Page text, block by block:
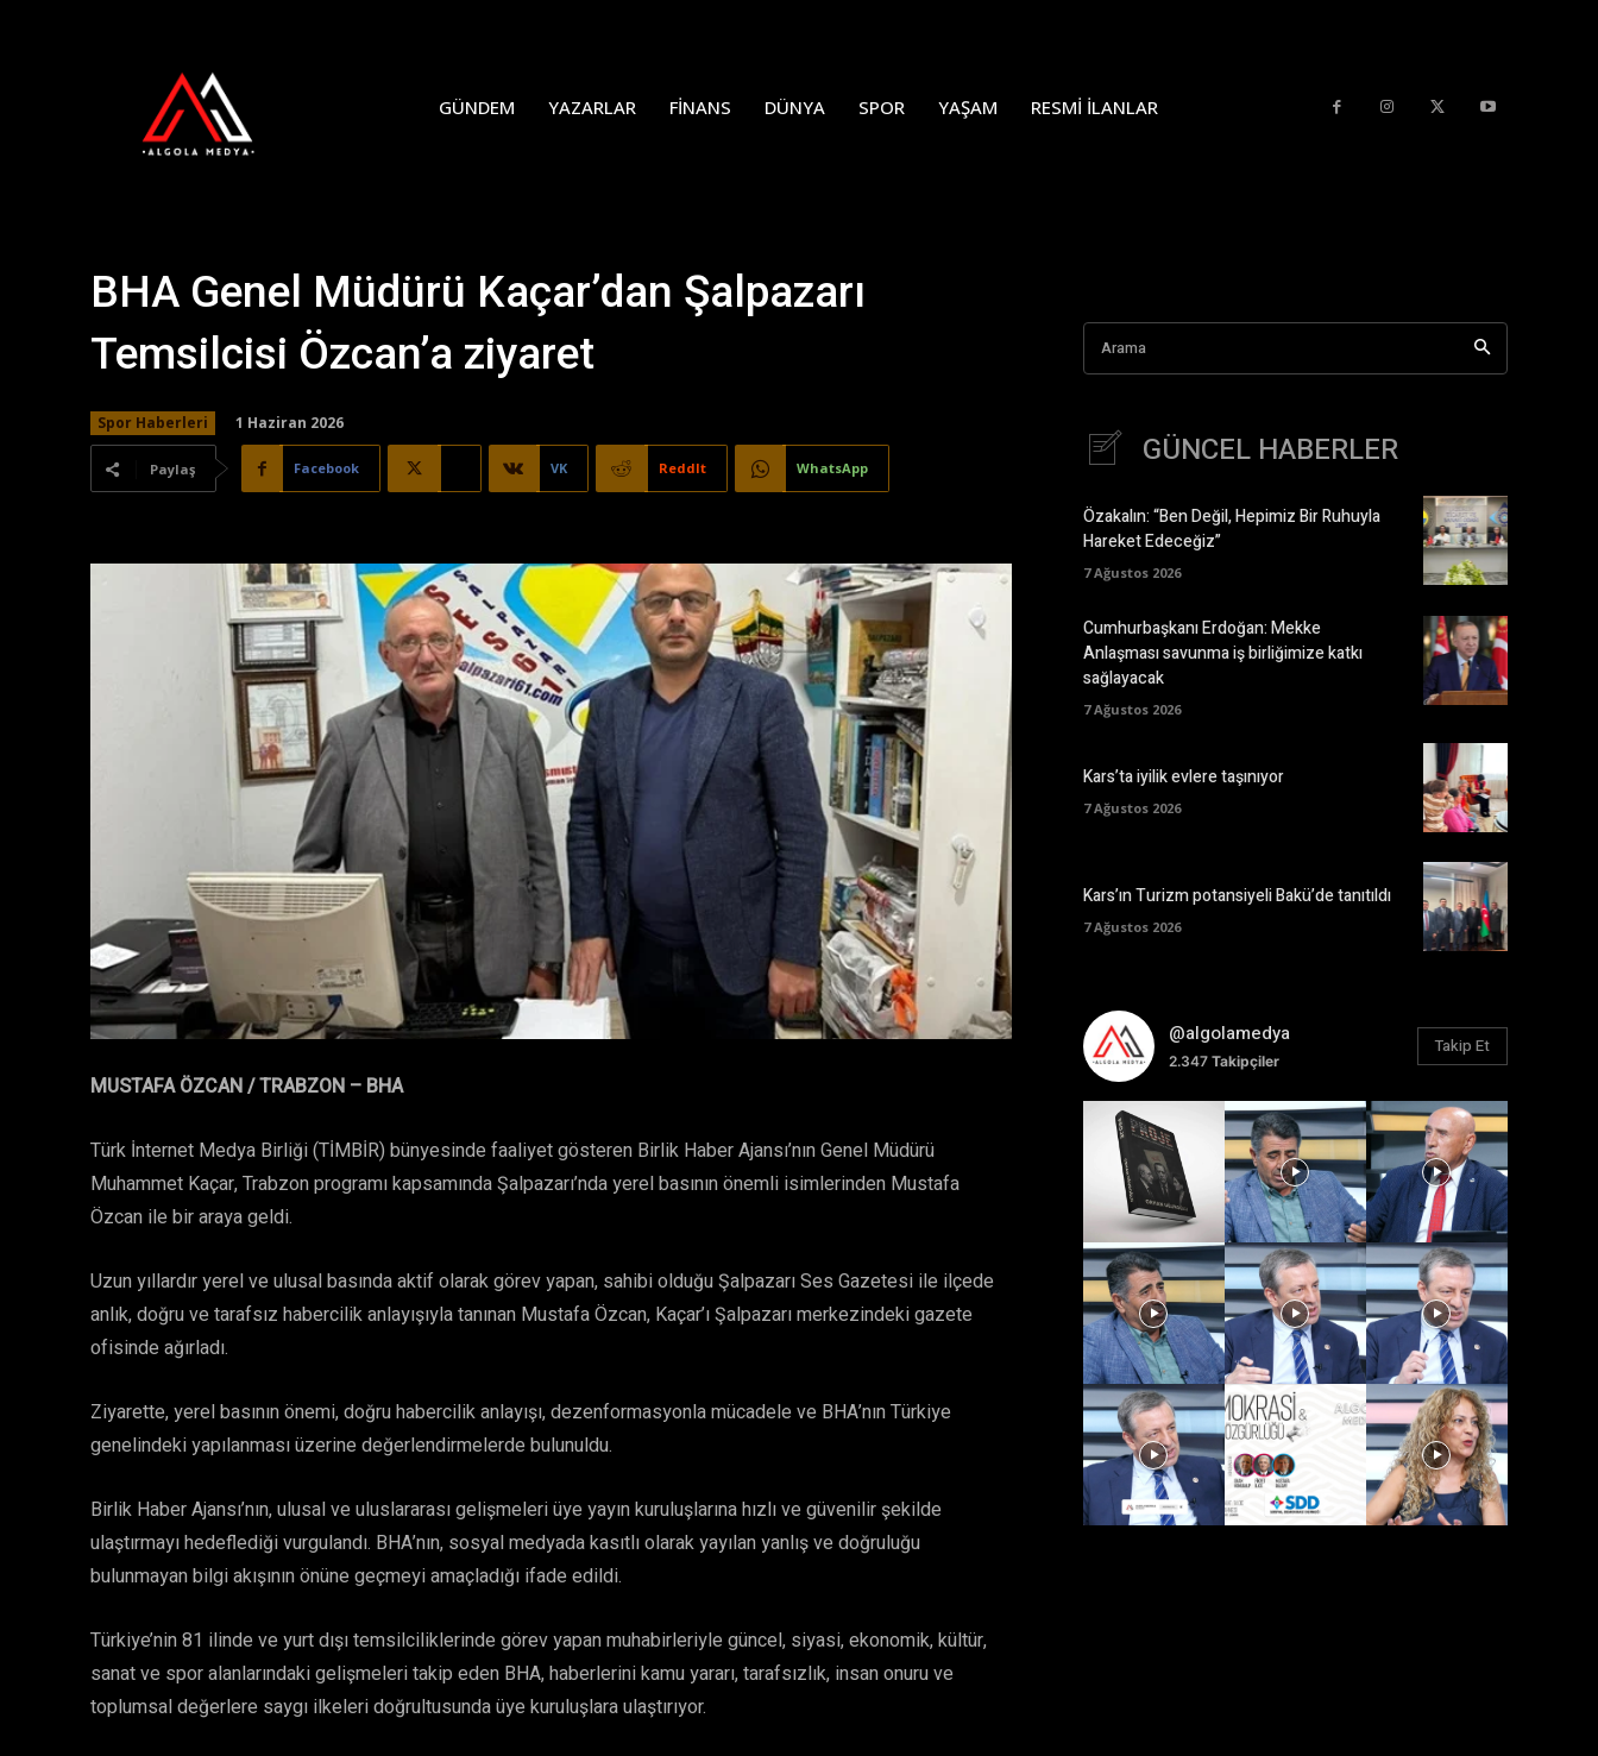
GÜNDEM YAZARLAR FINANS DÜNYA SPOR YAŞAM RESMI İLANLAR
BHA Genel Müdürü Kaçar’dan Şalpazarı
Temsilcisi Özcan’a ziyaret
Spor Haberleri 1 Haziran 2026
Paylaş Facebook VK ReddIt WhatsApp
MUSTAFA ÖZCAN / TRABZON – BHA
Türk İnternet Medya Birliği (TİMBİR) bünyesinde faaliyet gösteren Birlik Haber Ajansı’nın Genel Müdürü
Muhammet Kaçar, Trabzon programı kapsamında Şalpazarı’nda yerel basının önemli isimlerinden Mustafa
Özcan ile bir araya geldi.
Uzun yıllardır yerel ve ulusal basında aktif olarak görev yapan, sahibi olduğu Şalpazarı Ses Gazetesi ile ilçede
anlık, doğru ve tarafsız habercilik anlayışıyla tanınan Mustafa Özcan, Kaçar’ı Şalpazarı merkezindeki gazete
ofisinde ağırladı.
Ziyarette, yerel basının önemi, doğru habercilik anlayışı, dezenformasyonla mücadele ve BHA’nın Türkiye
genelindeki yapılanması üzerine değerlendirmelerde bulunuldu.
Birlik Haber Ajansı’nın, ulusal ve uluslararası gelişmeleri üye yayın kuruluşlarına hızlı ve güvenilir şekilde
ulaştırmayı hedeflediği vurgulandı. BHA’nın, sosyal medyada kasıtlı olarak yayılan yanlış ve doğruluğu
bulunmayan bilgi akışının önüne geçmeyi amaçladığı ifade edildi.
Türkiye’nin 81 ilinde ve yurt dışı temsilciliklerinde görev yapan muhabirleriyle güncel, siyasi, ekonomik, kültür,
sanat ve spor alanlarındaki gelişmeleri takip eden BHA, haberlerini kamu yararı, tarafsızlık, insan onuru ve
toplumsal değerlere saygı ilkeleri doğrultusunda üye kuruluşlara ulaştırıyor.
Arama
GÜNCEL HABERLER
Özakalın: “Ben Değil, Hepimiz Bir Ruhuyla
Hareket Edeceğiz”
7 Ağustos 2026
Cumhurbaşkanı Erdoğan: Mekke
Anlaşması savunma iş birliğimize katkı
sağlayacak
7 Ağustos 2026
Kars’ta iyilik evlere taşınıyor
7 Ağustos 2026
Kars’ın Turizm potansiyeli Bakü’de tanıtıldı
7 Ağustos 2026
@algolamedya
2.347Takipçiler
Takip Et